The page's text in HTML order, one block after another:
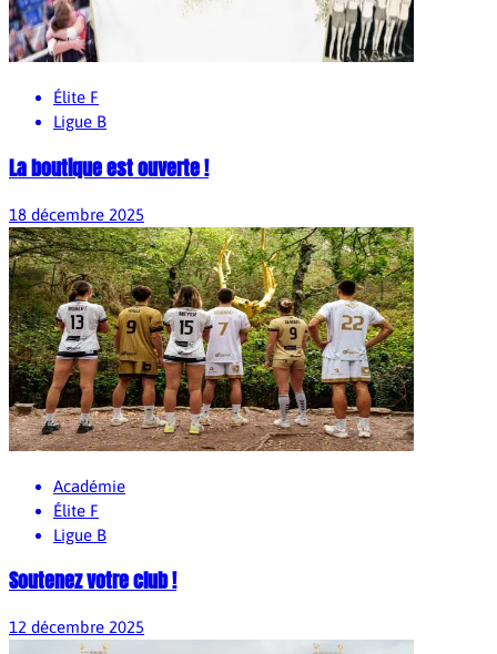
Élite F
Ligue B
La boutique est ouverte !
18 décembre 2025
Académie
Élite F
Ligue B
Soutenez votre club !
12 décembre 2025